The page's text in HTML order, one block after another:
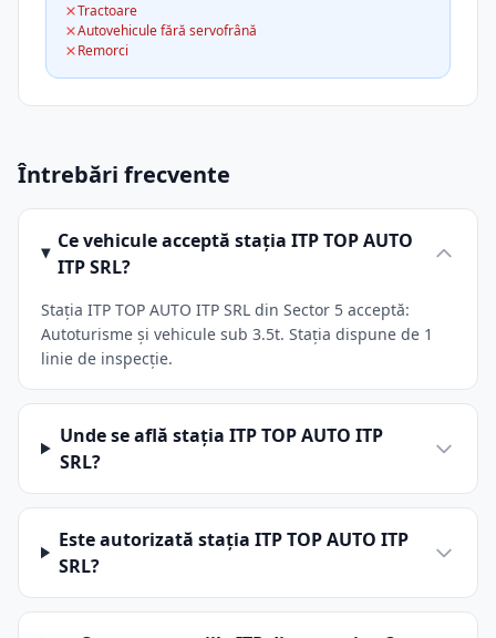
Tractoare
Autovehicule fără servofrână
Remorci
Întrebări frecvente
Ce vehicule acceptă stația ITP TOP AUTO
ITP SRL?
Stația ITP TOP AUTO ITP SRL din Sector 5 acceptă:
Autoturisme și vehicule sub 3.5t. Stația dispune de 1
linie de inspecție.
Unde se află stația ITP TOP AUTO ITP
SRL?
Este autorizată stația ITP TOP AUTO ITP
SRL?